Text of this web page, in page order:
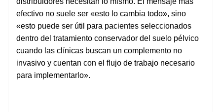
efectivo no suele ser «esto lo cambia todo», sino
«esto puede ser útil para pacientes seleccionados
dentro del tratamiento conservador del suelo pélvico
cuando las clínicas buscan un complemento no
invasivo y cuentan con el flujo de trabajo necesario
para implementarlo».